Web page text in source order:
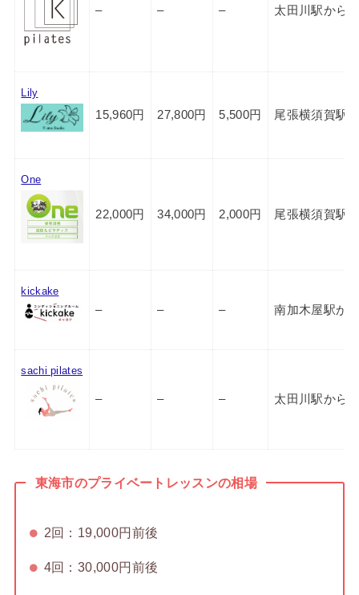
– – – 太田川駅から
Lily
15,960円 27,800円 5,500円 尾張横須賀駅
One
22,000円 34,000円 2,000円 尾張横須賀駅
kickake
– – – 南加木屋駅か
sachi pilates
– – – 太田川駅から
東海市のプライベートレッスンの相場
2回：19,000円前後
4回：30,000円前後